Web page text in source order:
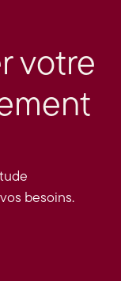
votre
besoins.